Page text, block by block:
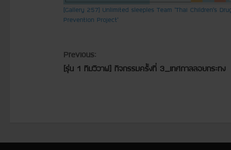
[Gallery 257] Unlimited sleeples Team ‘Thai Children’s
Prevention Project’
C
o
i
Previous:
[รุ่น 1 ทีมวีวาฟ] กิจกรรมครั้งที่ 3_เทศกาลลอยกระทง